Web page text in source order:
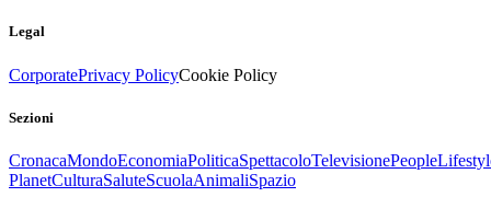
Legal
CorporatePrivacy PolicyCookie Policy
Sezioni
CronacaMondoEconomiaPoliticaSpettacoloTelevisionePeople
PlanetCulturaSaluteScuolaAnimaliSpazio